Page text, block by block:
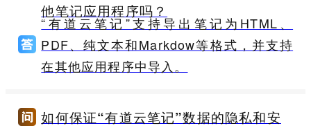
他笔记应用程序吗？
“有道云笔记”支持导出笔记为HTML、
PDF、纯文本和Markdow等格式，并支持
在其他应用程序中导入。
如何保证“有道云笔记”数据的隐私和安